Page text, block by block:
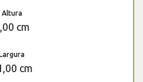
Altura
cm
Largura
cm